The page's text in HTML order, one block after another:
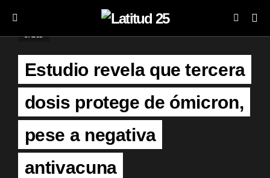
SALUD
Estudio revela que tercera
dosis protege de ómicron,
pese a negativa
antivacuna